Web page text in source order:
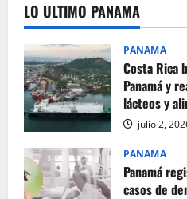
LO ULTIMO PANAMA
PANAMA
Costa Rica
Panamá y
lácteos y
julio 2,
PANAMA
Panamá
casos de